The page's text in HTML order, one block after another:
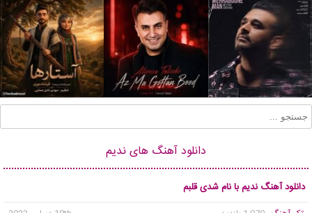
دانلود آهنگ های ندیم
دانلود آهنگ ندیم با نام شدی قلبم